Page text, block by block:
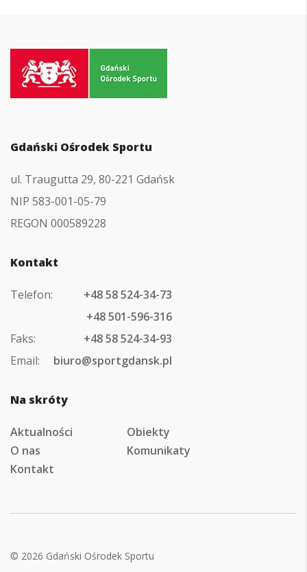
strony
Gdański Ośrodek Sportu
ul. Traugutta 29, 80-221 Gdańsk
NIP 583-001-05-79
REGON 000589228
Kontakt
Telefon:
+48 58 524-34-73
+48 501-596-316
Faks:
+48 58 524-34-93
Email:
biuro@sportgdansk.pl
Na skróty
Aktualności
Obiekty
O nas
Komunikaty
Kontakt
© 2026 Gdański Ośrodek Sportu